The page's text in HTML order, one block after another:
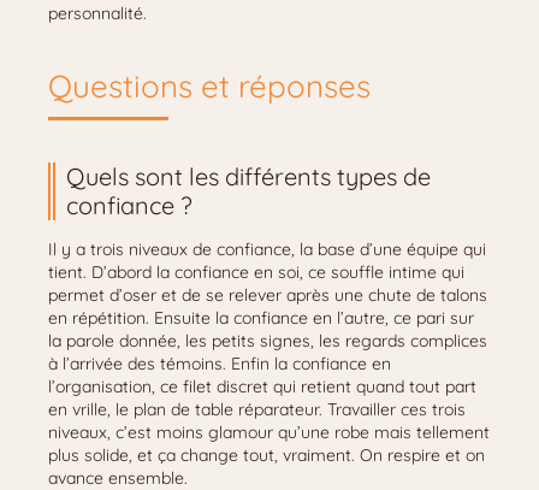
personnalité.
Questions et réponses
Quels sont les différents types de
confiance ?
Il y a trois niveaux de confiance, la base d’une équipe qui
tient. D’abord la confiance en soi, ce souffle intime qui
permet d’oser et de se relever après une chute de talons
en répétition. Ensuite la confiance en l’autre, ce pari sur
la parole donnée, les petits signes, les regards complices
à l’arrivée des témoins. Enfin la confiance en
l’organisation, ce filet discret qui retient quand tout part
en vrille, le plan de table réparateur. Travailler ces trois
niveaux, c’est moins glamour qu’une robe mais tellement
plus solide, et ça change tout, vraiment. On respire et on
avance ensemble.